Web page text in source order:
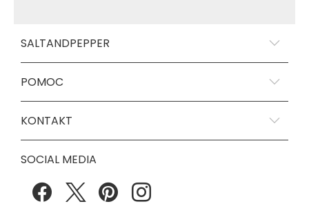
SALTANDPEPPER
POMOC
KONTAKT
SOCIAL MEDIA